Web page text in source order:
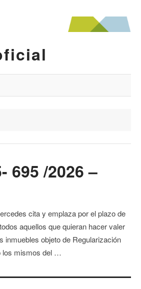
695 /2026 –
cita y emplaza por el plazo de
aquellos que quieran hacer valer
inmuebles objeto de Regularización
los mismos del …